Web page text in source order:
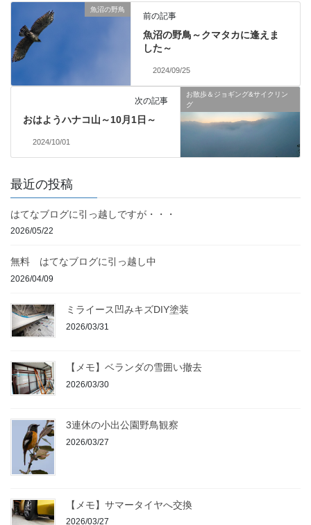
魚沼の野鳥
前の記事
魚沼の野鳥～クマタカに逢えま
した～
2024/09/25
お散歩＆ジョギング&サイクリン
グ
次の記事
おはようハナコ山～10月1日～
2024/10/01
最近の投稿
はてなブログに引っ越しですが・・・
2026/05/22
無料 はてなブログに引っ越し中
2026/04/09
ミライース凹みキズDIY塗装
2026/03/31
【メモ】ベランダの雪囲い撤去
2026/03/30
3連休の小出公園野鳥観察
2026/03/27
【メモ】サマータイヤへ交換
2026/03/27